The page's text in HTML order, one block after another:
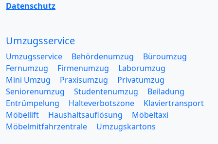
Datenschutz
Umzugsservice
Umzugsservice Behördenumzug
Büroumzug
Fernumzug
Firmenumzug
Laborumzug
Mini Umzug
Praxisumzug
Privatumzug
Seniorenumzug
Studentenumzug
Beiladung
Entrümpelung
Halteverbotszone
Klaviertransport
Möbellift
Haushaltsauflösung
Möbeltaxi
Möbelmitfahrzentrale
Umzugskartons